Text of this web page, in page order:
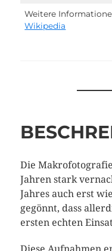
Weitere
Wikipedia
Die
Jahren stark
Jahres auch erst
gegönnt, dass
ersten echten